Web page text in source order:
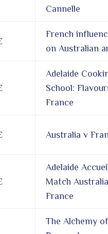
Cannelle
French
on Australian
Adelaide
School:
France
Australia v
Adelaide
Match
France
The Alchemy of